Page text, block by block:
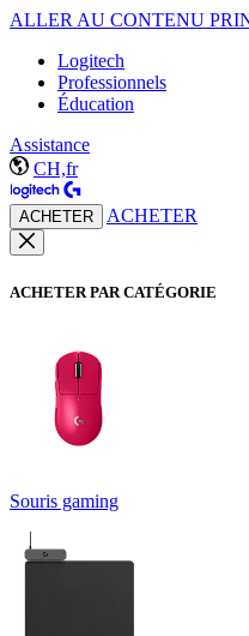
ALLER AU CONTENU
Logitech
Professionnels
Éducation
Assistance
CH,fr
ACHETER ACHETER
ACHETER PAR CATÉGORIE
Souris gaming